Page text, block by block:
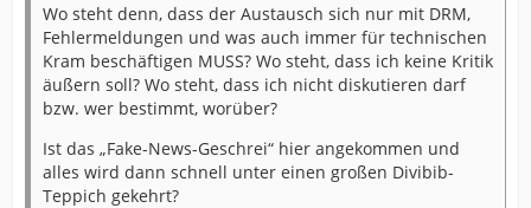
Wo steht denn, dass der Austausch sich nur mit DRM,
Fehlermeldungen und was auch immer für technischen
Kram beschäftigen MUSS? Wo steht, dass ich keine Kritik
äußern soll? Wo steht, dass ich nicht diskutieren darf
bzw. wer bestimmt, worüber?
Ist das „Fake-News-Geschrei“ hier angekommen und
alles wird dann schnell unter einen großen Divibib-
Teppich gekehrt?